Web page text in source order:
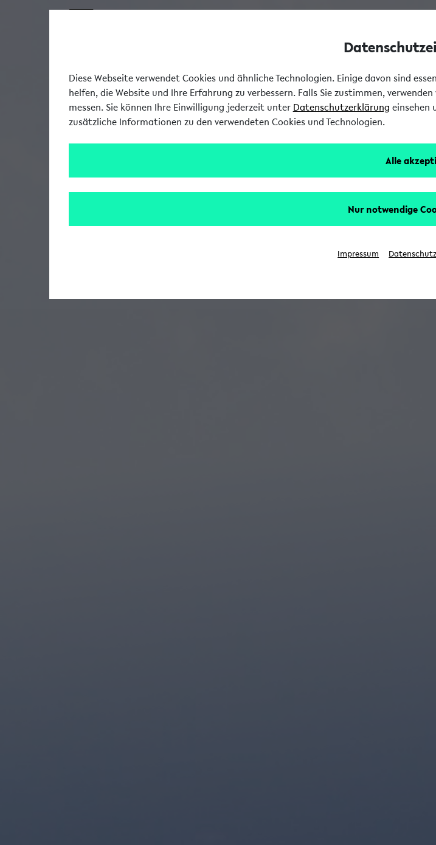
Diese Webseite verwendet Cookies und ähnliche Technologien. Einige davon sind
helfen, die Website und Ihre Erfahrung zu verbessern. Falls Sie zustimmen,
messen. Sie können Ihre Einwilligung jederzeit unter Datenschutzerklärung einsehen
zusätzliche Informationen zu den verwendeten Cookies und Technologien.
Alle
Nur notwendige
Impressum Datenschutz